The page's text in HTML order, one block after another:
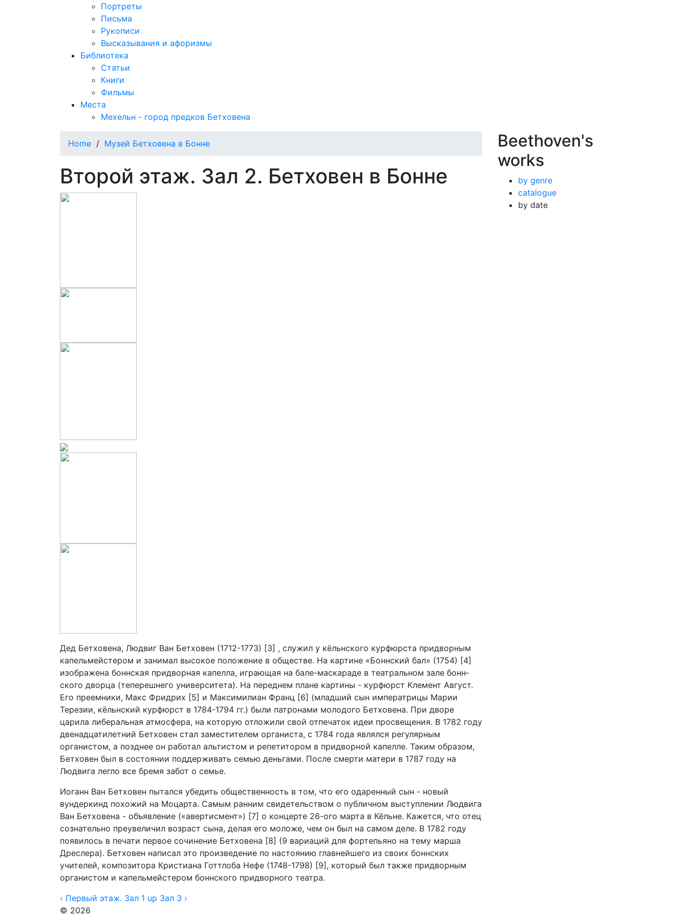
Портреты
Письма
Рукописи
Высказывания и афоризмы
Библиотека
Статьи
Книги
Фильмы
Места
Мехельн - город предков Бетховена
Home / Музей Бетховена в Бонне
Второй этаж. Зал 2. Бетховен в Бонне
Дед Бетховена, Людвиг Ван Бетховен (1712-1773) [3] , служил у кёльнского курфюрста придворным
капельмейстером и занимал высокое положение в обществе. На картине «Боннский бал» (1754) [4]
изображена боннская придворная капелла, играющая на бале-мас­караде в театральном зале бонн­
ского дворца (теперешнего университета). На переднем плане картины - курфюрст Клемент Август.
Его преемники, Макс Фридрих [5] и Максимилиан Франц [6] (младший сын императрицы Марии
Терезии, кёльнский курфюрст в 1784-1794 гг.) были патронами молодого Бетховена. При дворе
царила либеральная атмосфера, на которую отложили свой отпечаток идеи просвещения. В 1782 году
двенадцатилетний Бетховен стал заместителем органиста, с 1784 года являлся регулярным
органистом, а позднее он работал альтистом и репетитором в придворной капелле. Таким образом,
Бетховен был в состоянии поддерживать семью деньгами. После смерти матери в 1787 году на
Людвига легло все бремя забот о семье.
Иоганн Ван Бетховен пытался убедить общественность в том, что его одаренный сын - новый
вундеркинд похожий на Моцарта. Самым ранним свидетельством о публичном выступлении Людвига
Ван Бетховена - объявление («авертисмент») [7] о концерте 26-ого марта в Кёльне. Кажется, что отец
сознательно преувеличил возраст сына, делая его моложе, чем он был на самом деле. В 1782 году
появилось в печати первое сочинение Бетховена [8] (9 вариаций для фортепьяно на тему марша
Дреслера). Бетховен написал это произведение по настоянию главнейшего из своих боннских
учителей, композитора Кристиана Готтлоба Нефе (1748-1798) [9], который был также придворным
органистом и капельмейстером боннского придворного театра.
‹ Первый этаж. Зал 1 up Зал 3 ›
Beethoven's
works
by genre
catalogue
by date
© 2026